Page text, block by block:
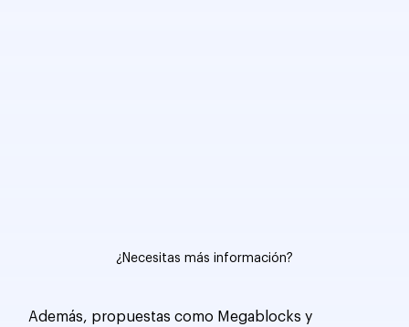
¿Necesitas más información?
Además, propuestas como Megablocks y